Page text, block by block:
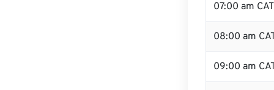
07:00 am CAT
08:00 am
09:00 am